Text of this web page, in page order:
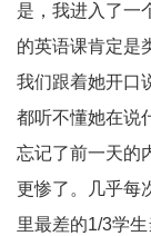
是，我进入了一
的英语课肯定是
我们跟着她开口
都听不懂她在说
忘记了前一天的
更惨了。几乎每
里最差的1/3学生